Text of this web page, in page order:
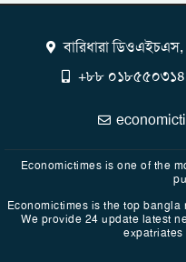
বারিধারা ডিওএইচএস,
+৮৮
Economictimes is one of the
Economictimes is the top
We provide 24 update latest